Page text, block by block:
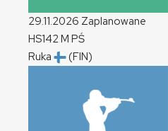
29.11.2026 Zaplanowane
HS142M PŚ
Ruka
(FIN)